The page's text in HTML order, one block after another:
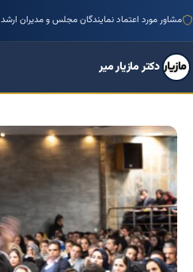
مشاور مورد اعتماد نمایندگان مجلس و مدیران ارشد
دکتر مازیار میر